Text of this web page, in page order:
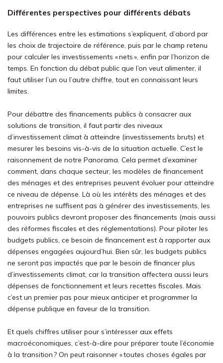
Différentes perspectives pour différents débats
Les différences entre les estimations s’expliquent, d’abord par
les choix de trajectoire de référence, puis par le champ retenu
pour calculer les investissements « nets », enfin par l’horizon de
temps. En fonction du débat public que l’on veut alimenter, il
faut utiliser l’un ou l’autre chiffre, tout en connaissant leurs
limites.
Pour débattre des financements publics à consacrer aux
solutions de transition, il faut partir des niveaux
d’investissement climat à atteindre (investissements bruts) et
mesurer les besoins vis-à-vis de la situation actuelle. C’est le
raisonnement de notre Panorama. Cela permet d’examiner
comment, dans chaque secteur, les modèles de financement
des ménages et des entreprises peuvent évoluer pour atteindre
ce niveau de dépense. Là où les intérêts des ménages et des
entreprises ne suffisent pas à générer des investissements, les
pouvoirs publics devront proposer des financements (mais aussi
des réformes fiscales et des réglementations). Pour piloter les
budgets publics, ce besoin de financement est à rapporter aux
dépenses engagées aujourd’hui. Bien sûr, les budgets publics
ne seront pas impactés que par le besoin de financer plus
d’investissements climat, car la transition affectera aussi leurs
dépenses de fonctionnement et leurs recettes fiscales. Mais
c’est un premier pas pour mieux anticiper et programmer la
dépense publique en faveur de la transition.
Et quels chiffres utiliser pour s’intéresser aux effets
macroéconomiques, c’est-à-dire pour préparer toute l’économie
à la transition ? On peut raisonner « toutes choses égales par